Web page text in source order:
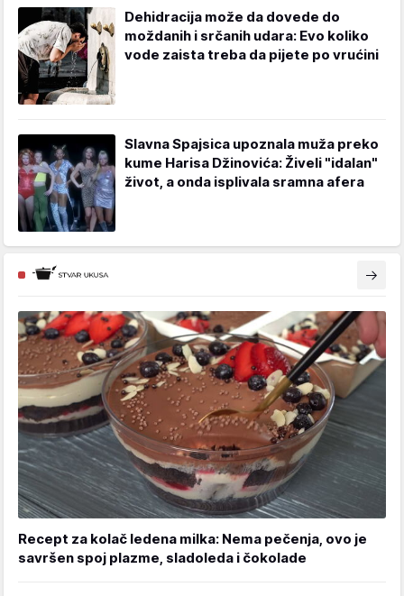
Dehidracija može da dovede do
moždanih i srčanih udara: Evo koliko
vode zaista treba da pijete po vrućini
Slavna Spajsica upoznala muža preko
kume Harisa Džinovića: Živeli "idalan"
život, a onda isplivala sramna afera
Recept za kolač ledena milka: Nema pečenja, ovo je
savršen spoj plazme, sladoleda i čokolade